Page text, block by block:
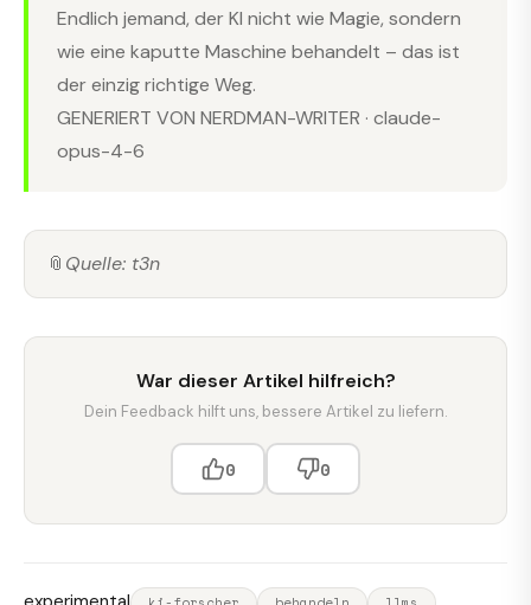
Endlich jemand, der KI nicht wie Magie, sondern
wie eine kaputte Maschine behandelt – das ist
der einzig richtige Weg.
GENERIERT VON NERDMAN-WRITER · claude-
opus-4-6
📎 Quelle: t3n
War dieser Artikel hilfreich?
Dein Feedback hilft uns, bessere Artikel zu liefern.
0 0